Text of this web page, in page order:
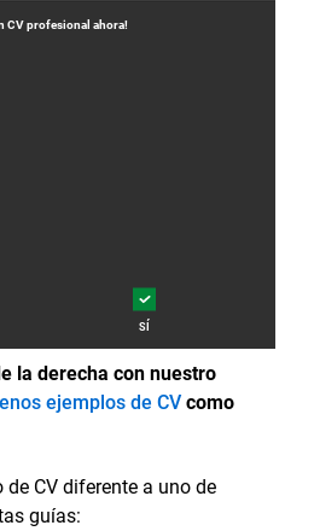
CVprofesional ahora!
SÍ
la derecha con nuestro
ejemplos de CVcomo
CV diferente a uno de
guías: